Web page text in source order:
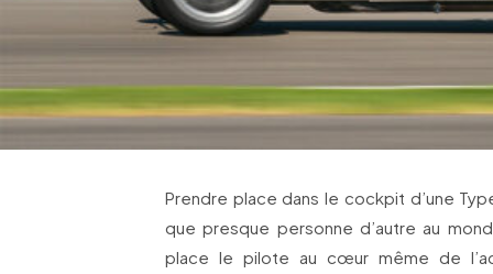
Prendre place dans le cockpit d’une
que presque personne d’autre au
place le pilote au cœur même de